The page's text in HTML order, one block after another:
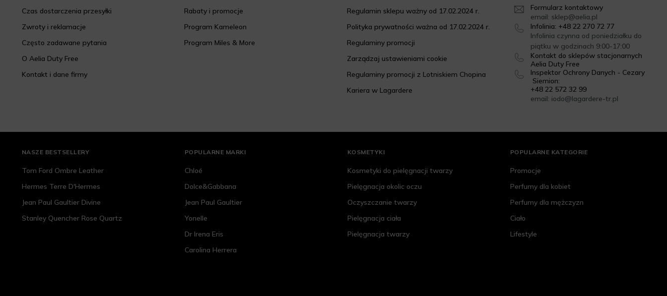
Formularz kontaktowy
email: sklep@aelia.pl
Infolinia: +48 22 270 72 77
Infolinia czynna od poniedziałku do
piątku w godzinach 9:00-17:00
Kontakt do sklepów stacjonarnych
Aelia Duty Free
Inspektor Ochrony Danych - Cezary
Siemion:
+48 22 572 32 99
email: iodo@lagardere-tr.pl
Czas dostarczenia przesyłki
Zwroty i reklamacje
Często zadawane pytania
O Aelia Duty Free
Kontakt i dane firmy
Rabaty i promocje
Program Kameleon
Program Miles & More
Regulamin sklepu ważny od 17.02.2024 r.
Polityka prywatności ważna od 17.02.2024 r.
Regulaminy promocji
Zarządzaj ustawieniami cookie
Regulaminy promocji z Lotniskiem Chopina
Kariera w Lagardere
NASZE BESTSELLERY
Tom Ford Ombre Leather
Hermes Terre D'Hermes
Jean Paul Gaultier Divine
Stanley Quencher Rose Quartz
POPULARNE MARKI
Chloé
Dolce&Gabbana
Jean Paul Gaultier
Yonelle
Dr Irena Eris
Carolina Herrera
KOSMETYKI
Kosmetyki do pielęgnacji twarzy
Pielęgnacja okolic oczu
Oczyszczanie twarzy
Pielęgnacja ciała
Pielęgnacja twarzy
POPULARNE KATEGORIE
Promocje
Perfumy dla kobiet
Perfumy dla mężczyzn
Ciało
Lifestyle